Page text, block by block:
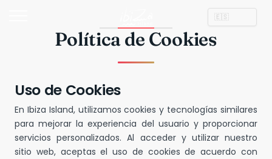
Política de Cookies
Uso de Cookies
En Ibiza Island, utilizamos cookies y tecnologías similares
para mejorar la experiencia del usuario y proporcionar
servicios personalizados. Al acceder y utilizar nuestro
sitio web, aceptas el uso de cookies de acuerdo con